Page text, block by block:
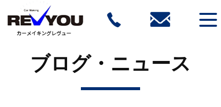
ブログ・ニュース